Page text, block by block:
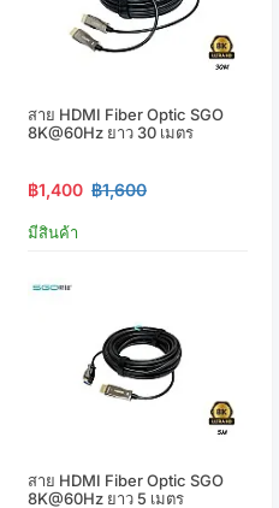
สาย HDMI Fiber Optic SGO
8K@60Hz ยาว 30 เมตร
฿1,400 ฿1,600
มีสินค้า
สาย HDMI Fiber Optic SGO
8K@60Hz ยาว 5 เมตร